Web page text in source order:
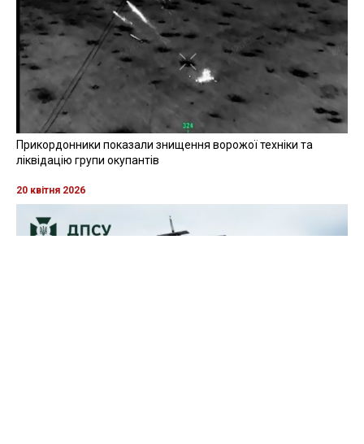
Прикордонники показали знищення ворожої техніки та
ліквідацію групи окупантів
20 квітня 2026